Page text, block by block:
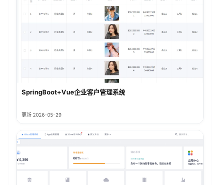
SpringBoot+Vue企业客户管理系统
更新 2026-05-29